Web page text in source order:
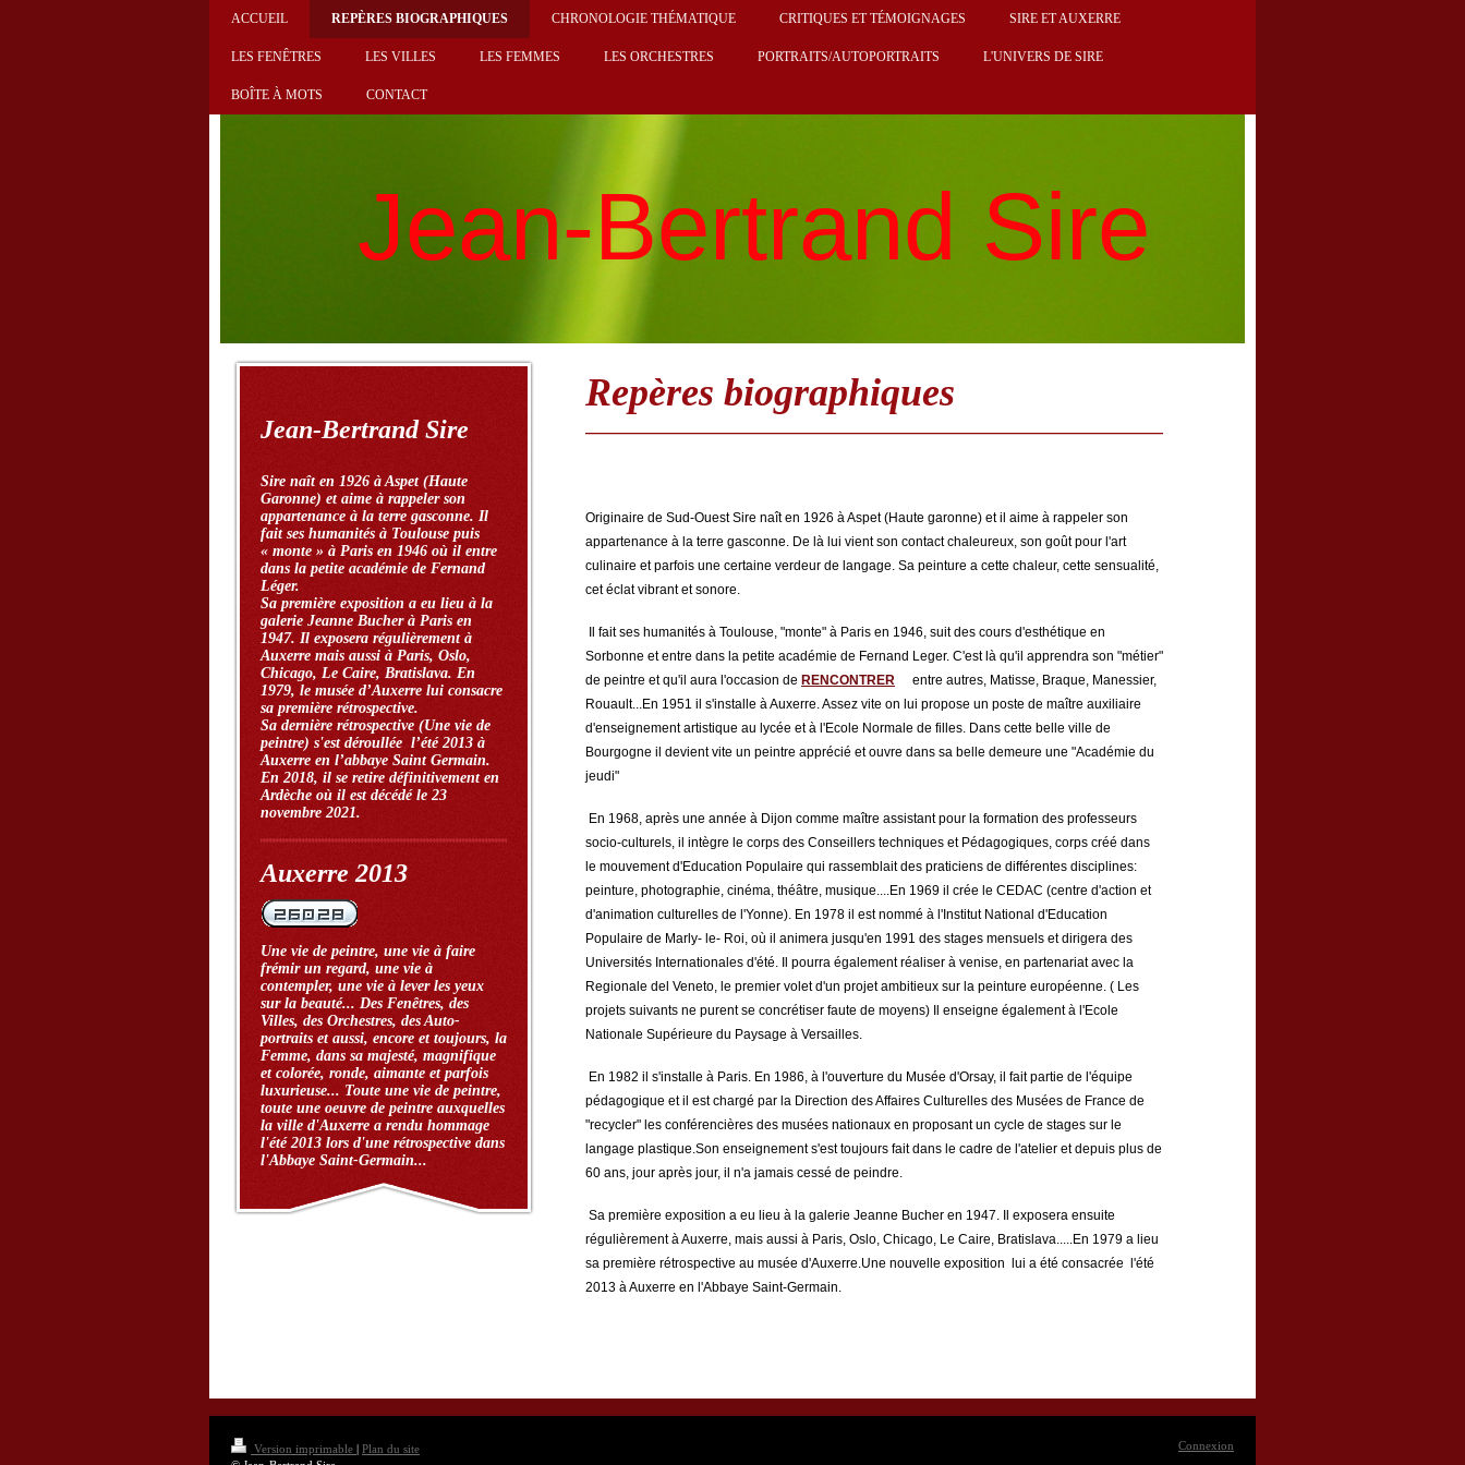
ACCUEIL REPÈRES BIOGRAPHIQUES CHRONOLOGIE THÉMATIQUE CRITIQUES ET TÉMOIGNAGES SIRE ET AUXERRE
LES FENÊTRES LES VILLES LES FEMMES LES ORCHESTRES PORTRAITS/AUTOPORTRAITS L'UNIVERS DE SIRE
BOÎTE À MOTS CONTACT
Jean-Bertrand Sire
Jean-Bertrand Sire
Sire naît en 1926 à Aspet (Haute
Garonne) et aime à rappeler son
appartenance à la terre gasconne. Il
fait ses humanités à Toulouse puis
« monte » à Paris en 1946 où il entre
dans la petite académie de Fernand
Léger.
Sa première exposition a eu lieu à la
galerie Jeanne Bucher à Paris en
1947. Il exposera régulièrement à
Auxerre mais aussi à Paris, Oslo,
Chicago, Le Caire, Bratislava. En
1979, le musée d’Auxerre lui consacre
sa première rétrospective.
Sa dernière rétrospective (Une vie de
peintre) s'est déroullée l’été 2013 à
Auxerre en l’abbaye Saint Germain.
En 2018, il se retire définitivement en
Ardèche où il est décédé le 23
novembre 2021.
Auxerre 2013
Une vie de peintre, une vie à faire
frémir un regard, une vie à
contempler, une vie à lever les yeux
sur la beauté... Des Fenêtres, des
Villes, des Orchestres, des Auto-
portraits et aussi, encore et toujours, la
Femme, dans sa majesté, magnifique
et colorée, ronde, aimante et parfois
luxurieuse... Toute une vie de peintre,
toute une oeuvre de peintre auxquelles
la ville d'Auxerre a rendu hommage
l'été 2013 lors d'une rétrospective dans
l'Abbaye Saint-Germain...
Repères biographiques
Originaire de Sud-Ouest Sire naît en 1926 à Aspet (Haute garonne) et il aime à rappeler son
appartenance à la terre gasconne. De là lui vient son contact chaleureux, son goût pour l'art
culinaire et parfois une certaine verdeur de langage. Sa peinture a cette chaleur, cette sensualité,
cet éclat vibrant et sonore.
Il fait ses humanités à Toulouse, "monte" à Paris en 1946, suit des cours d'esthétique en
Sorbonne et entre dans la petite académie de Fernand Leger. C'est là qu'il apprendra son "métier"
de peintre et qu'il aura l'occasion de RENCONTRER
entre autres, Matisse, Braque, Manessier,
Rouault...En 1951 il s'installe à Auxerre. Assez vite on lui propose un poste de maître auxiliaire
d'enseignement artistique au lycée et à l'Ecole Normale de filles. Dans cette belle ville de
Bourgogne il devient vite un peintre apprécié et ouvre dans sa belle demeure une "Académie du
jeudi"
En 1968, après une année à Dijon comme maître assistant pour la formation des professeurs
socio-culturels, il intègre le corps des Conseillers techniques et Pédagogiques, corps créé dans
le mouvement d'Education Populaire qui rassemblait des praticiens de différentes disciplines:
peinture, photographie, cinéma, théâtre, musique....En 1969 il crée le CEDAC (centre d'action et
d'animation culturelles de l'Yonne). En 1978 il est nommé à l'Institut National d'Education
Populaire de Marly- le- Roi, où il animera jusqu'en 1991 des stages mensuels et dirigera des
Universités Internationales d'été. Il pourra également réaliser à venise, en partenariat avec la
Regionale del Veneto, le premier volet d'un projet ambitieux sur la peinture européenne. ( Les
projets suivants ne purent se concrétiser faute de moyens) Il enseigne également à l'Ecole
Nationale Supérieure du Paysage à Versailles.
En 1982 il s'installe à Paris. En 1986, à l'ouverture du Musée d'Orsay, il fait partie de l'équipe
pédagogique et il est chargé par la Direction des Affaires Culturelles des Musées de France de
"recycler" les conférencières des musées nationaux en proposant un cycle de stages sur le
langage plastique.Son enseignement s'est toujours fait dans le cadre de l'atelier et depuis plus de
60 ans, jour après jour, il n'a jamais cessé de peindre.
Sa première exposition a eu lieu à la galerie Jeanne Bucher en 1947. Il exposera ensuite
régulièrement à Auxerre, mais aussi à Paris, Oslo, Chicago, Le Caire, Bratislava.....En 1979 a lieu
sa première rétrospective au musée d'Auxerre.Une nouvelle exposition lui a été consacrée l'été
2013 à Auxerre en l'Abbaye Saint-Germain.
Version imprimable | Plan du site
Connexion